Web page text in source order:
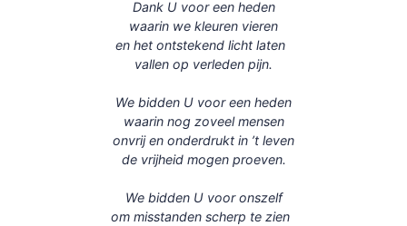
Dank U voor een heden
waarin we kleuren vieren
en het ontstekend licht laten
vallen op verleden pijn.
We bidden U voor een heden
waarin nog zoveel mensen
onvrij en onderdrukt in ’t leven
de vrijheid mogen proeven.
We bidden U voor onszelf
om misstanden scherp te zien